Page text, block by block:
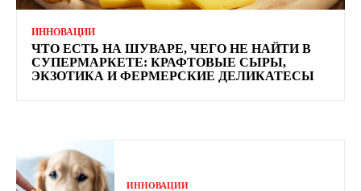
ИННОВАЦИИ
ЧТО ЕСТЬ НА ШУВАРЕ, ЧЕГО НЕ НАЙТИ В
СУПЕРМАРКЕТЕ: КРАФТОВЫЕ СЫРЫ,
ЭКЗОТИКА И ФЕРМЕРСКИЕ ДЕЛИКАТЕСЫ
ИННОВАЦИИ